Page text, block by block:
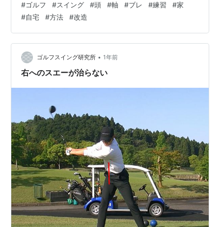
Answer 新しい動きや矯正ヶ所があると、その部分に神
経を取られて他がダメになるものです。 これはゴルフあ
るあるですので、しっかりと練 習方法を覚えて下さい。
さて、その内容ですが、ご自宅でするドリルの 中に軸ブ
レを矯正する物があります。 鏡を見ながら両手は…
#ゴルフ #スイング #頭 #軸 #ブレ #練習 #家
#自宅 #方法 #改造
ゴルフスイング研究所 • 1年前
右へのスエーが治らない